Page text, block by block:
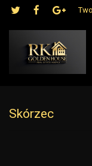
Skórzec